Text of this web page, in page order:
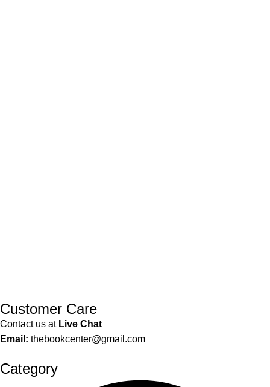
Customer Care
Contact us at Live Chat
Email: thebookcenter@gmail.com
Category